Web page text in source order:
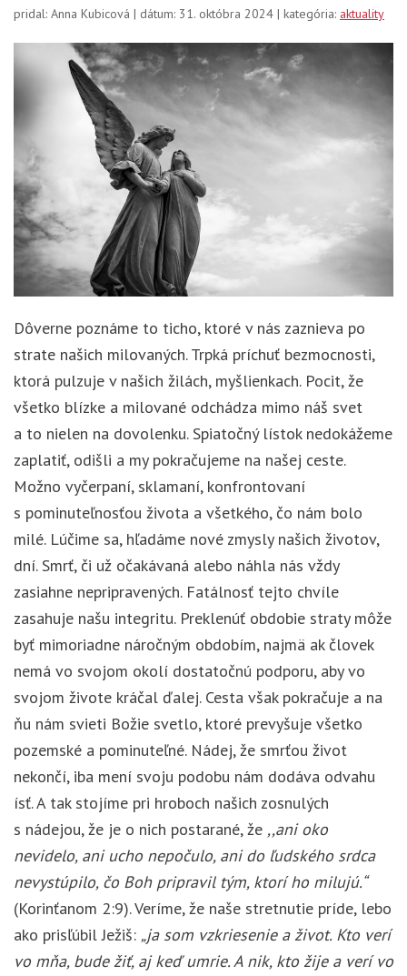
pridal: Anna Kubicová | dátum: 31. októbra 2024 | kategória: aktuality
Dôverne poznáme to ticho, ktoré v nás zaznieva po
strate našich milovaných. Trpká príchuť bezmocnosti,
ktorá pulzuje v našich žilách, myšlienkach. Pocit, že
všetko blízke a milované odchádza mimo náš svet
a to nielen na dovolenku. Spiatočný lístok nedokážeme
zaplatiť, odišli a my pokračujeme na našej ceste.
Možno vyčerpaní, sklamaní, konfrontovaní
s pominuteľnosťou života a všetkého, čo nám bolo
milé. Lúčime sa, hľadáme nové zmysly našich životov,
dní. Smrť, či už očakávaná alebo náhla nás vždy
zasiahne nepripravených. Fatálnosť tejto chvíle
zasahuje našu integritu. Preklenúť obdobie straty môže
byť mimoriadne náročným obdobím, najmä ak človek
nemá vo svojom okolí dostatočnú podporu, aby vo
svojom živote kráčal ďalej. Cesta však pokračuje a na
ňu nám svieti Božie svetlo, ktoré prevyšuje všetko
pozemské a pominuteľné. Nádej, že smrťou život
nekončí, iba mení svoju podobu nám dodáva odvahu
ísť. A tak stojíme pri hroboch našich zosnulých
s nádejou, že je o nich postarané, že ,,ani oko
nevidelo, ani ucho nepočulo, ani do ľudského srdca
nevystúpilo, čo Boh pripravil tým, ktorí ho milujú.“
(Korinťanom 2:9). Veríme, že naše stretnutie príde, lebo
ako prisľúbil Ježiš: „ja som vzkriesenie a život. Kto verí
vo mňa, bude žiť, aj keď umrie. A nik, kto žije a verí vo